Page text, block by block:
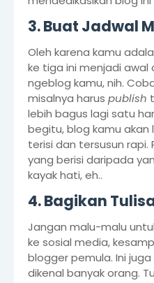
3. Buat Jadwal
Oleh karena kamu
ke tiga ini menjadi awal
ngeblog kamu, nih.
misalnya harus publish
lebih bagus lagi satu
begitu, blog kamu akan
terisi dan tersusun rapi.
yang berisi daripada
kayak hati, eh..
4. Bagikan
Jangan malu-malu
ke sosial media,
blogger pemula. Ini
dikenal banyak orang.